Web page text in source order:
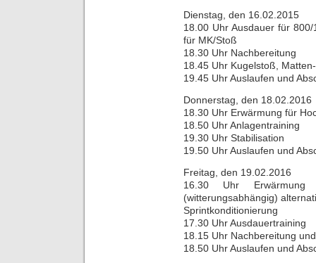
Dienstag, den 16.02.2015
18.00 Uhr Ausdauer für
für MK/Stoß
18.30 Uhr Nachbereitung
18.45 Uhr Kugelstoß,
19.45 Uhr Auslaufen und
Donnerstag, den 18.02.2016
18.30 Uhr Erwärmung für
18.50 Uhr Anlagentraining
19.30 Uhr Stabilisation
19.50 Uhr Auslaufen und
Freitag, den 19.02.2016
16.30 Uhr
(witterungsabhängig)
Sprintkonditionierung
17.30 Uhr Ausdauertraining
18.15 Uhr Nachbereitung
18.50 Uhr Auslaufen und